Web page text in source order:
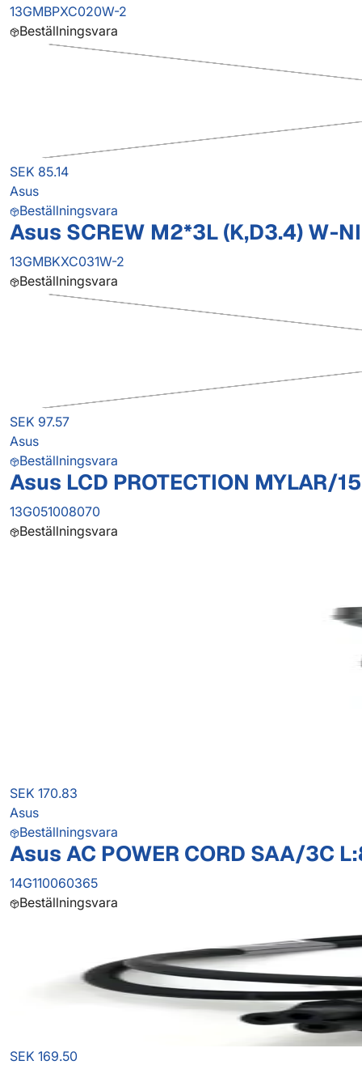
13GMBPXC020W-2
Beställningsvara
SEK 85.14
Asus
Beställningsvara
Asus SCREW M2*3L (K,D3.4) W-
13GMBKXC031W-2
Beställningsvara
SEK 97.57
Asus
Beställningsvara
Asus LCD PROTECTION MYLAR/
13G051008070
Beställningsvara
SEK 170.83
Asus
Beställningsvara
Asus AC POWER CORD SAA/3C
14G110060365
Beställningsvara
SEK 169.50